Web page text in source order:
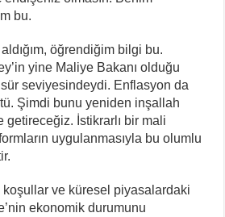
bu.
öğrendiğim bilgi bu.
yine Maliye Bakanı olduğu
seviyesindeydi. Enflasyon da
Şimdi bunu yeniden inşallah
İstikrarlı bir mali
uygulanmasıyla bu olumlu
koşullar ve küresel piyasalardaki
ekonomik durumunu